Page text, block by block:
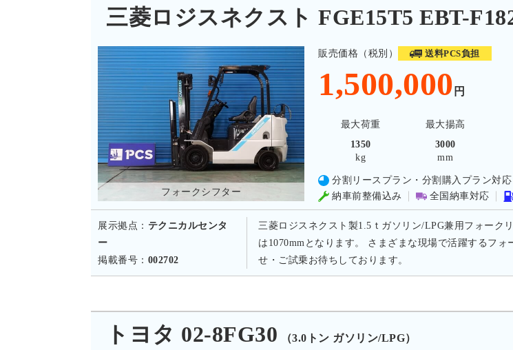
三菱ロジスネクスト FGE15T5 EBT-
フォークシフター
販売価格（税別） 送料PCS負担
1,500,000 円
最大荷重 最大揚高
1350
kg
3000
mm
分割リースプラン・分割購入プラン対応
納車前整備込み
全国納車対応
展示拠点： テクニカルセンタ
ー
掲載番号： 002702
三菱ロジスネクスト製1.5ｔガソリン/LPG兼用フォーク
は1070mmとなります。 さまざまな現場で活躍するフ
せ・ご試乗お待ちしております。
トヨタ 02-8FG30 （3.0トン ガソリン/LPG）